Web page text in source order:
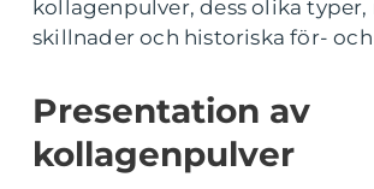
kollagenpulver, dess olika
skillnader och historiska för-
Presentation av
kollagenpulver